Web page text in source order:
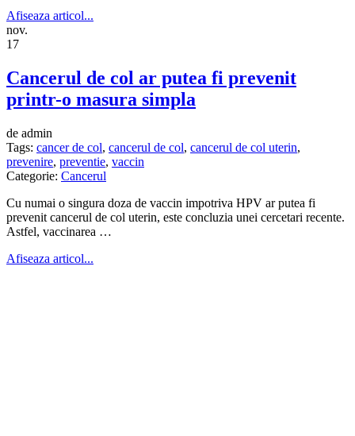
Afiseaza articol...
nov.
17
Cancerul de col ar putea fi prevenit
printr-o masura simpla
de admin
Tags: cancer de col, cancerul de col, cancerul de col uterin,
prevenire, preventie, vaccin
Categorie: Cancerul
Cu numai o singura doza de vaccin impotriva HPV ar putea fi
prevenit cancerul de col uterin, este concluzia unei cercetari recente.
Astfel, vaccinarea …
Afiseaza articol...